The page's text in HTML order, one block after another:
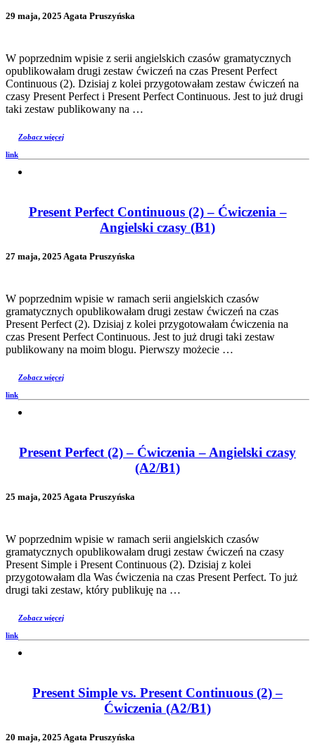
29 maja, 2025 Agata Pruszyńska
W poprzednim wpisie z serii angielskich czasów gramatycznych
opublikowałam drugi zestaw ćwiczeń na czas Present Perfect
Continuous (2). Dzisiaj z kolei przygotowałam zestaw ćwiczeń na
czasy Present Perfect i Present Perfect Continuous. Jest to już drugi
taki zestaw publikowany na …
link
Zobacz więcej
Present Perfect Continuous (2) – Ćwiczenia –
Angielski czasy (B1)
27 maja, 2025 Agata Pruszyńska
W poprzednim wpisie w ramach serii angielskich czasów
gramatycznych opublikowałam drugi zestaw ćwiczeń na czas
Present Perfect (2). Dzisiaj z kolei przygotowałam ćwiczenia na
czas Present Perfect Continuous. Jest to już drugi taki zestaw
publikowany na moim blogu. Pierwszy możecie …
link
Zobacz więcej
Present Perfect (2) – Ćwiczenia – Angielski czasy
(A2/B1)
25 maja, 2025 Agata Pruszyńska
W poprzednim wpisie w ramach serii angielskich czasów
gramatycznych opublikowałam drugi zestaw ćwiczeń na czasy
Present Simple i Present Continuous (2). Dzisiaj z kolei
przygotowałam dla Was ćwiczenia na czas Present Perfect. To już
drugi taki zestaw, który publikuję na …
link
Zobacz więcej
Present Simple vs. Present Continuous (2) –
Ćwiczenia (A2/B1)
20 maja, 2025 Agata Pruszyńska